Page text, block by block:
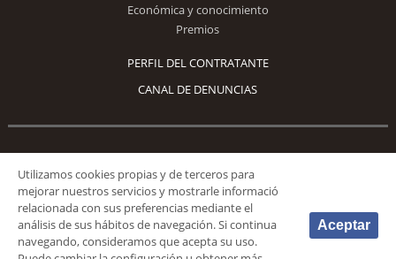
Económica y conocimiento
Premios
PERFIL DEL CONTRATANTE
CANAL DE DENUNCIAS
Síguenos
Utilizamos cookies propias y de terceros para
mejorar nuestros servicios y mostrarle informació
relacionada con sus preferencias mediante el
análisis de sus hábitos de navegación. Si continua
navegando, consideramos que acepta su uso.
Aceptar